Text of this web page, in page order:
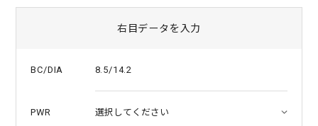
n
右目データを入力
BC/DIA 8.5/14.2
PWR